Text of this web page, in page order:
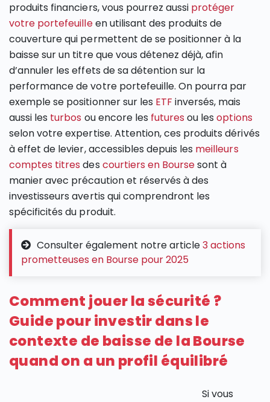
produits financiers, vous pourrez aussi protéger
votre portefeuilleen utilisant des produits de
couverture qui permettent de se positionner à la
baisse sur un titre que vous détenez déjà, afin
d’annuler les effets de sa détention sur la
performance de votre portefeuille. On pourra par
exemple se positionner sur les ETF inversés, mais
aussi les turbos ou encore les futures ou lesoptions
selon votre expertise. Attention, ces produits dérivés
à effet de levier, accessibles depuis les meilleurs
comptes titres des courtiers en Boursesont à
manier avec précaution et réservés à des
investisseurs avertis qui comprendront les
spécificités du produit.
Consulter également notre article3 actions
prometteuses en Bourse pour 2025
Comment jouer la sécurité ?
Guide pour investir dans le
contexte de baisse de la Bourse
quand on a un profil équilibré
Si vous